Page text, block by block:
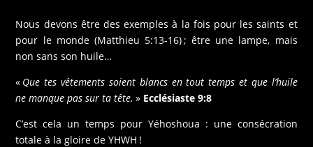
Nous devons être des exemples à la fois pour les saints et
pour le monde (Matthieu 5:13-16) ; être une lampe, mais
non sans son huile…
« Que tes vêtements soient blancs en tout temps et que l’huile
ne manque pas sur ta tête. » Ecclésiaste 9:8
C’est cela un temps pour Yéhoshoua : une consécration
totale à la gloire de YHWH !